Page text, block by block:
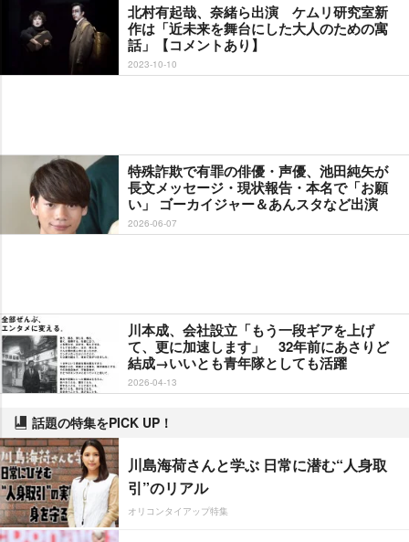
北村有起哉、奈緒ら出演 ケムリ研究室新
作は「近未来を舞台にした大人のための寓
話」【コメントあり】
2023-10-10
特殊詐欺で有罪の俳優・声優、池田純矢が
長文メッセージ・現状報告・本名で「お願
い」 ゴーカイジャー＆あんスタなど出演
2026-06-07
川本成、会社設立「もう一段ギアを上げ
て、更に加速します」 32年前にあさりど
結成→いいとも青年隊としても活躍
2026-04-13
話題の特集をPICK UP！
川島海荷さんと学ぶ 日常に潜む“人身取
引”のリアル
オリコンタイアップ特集